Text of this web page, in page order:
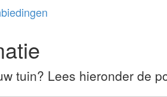
tuin? Lees hieronder de